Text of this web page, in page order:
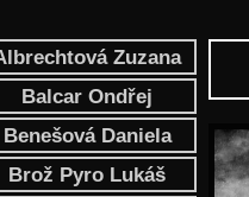
Zuzana
Balcar Ondřej
Benešová Daniela
Brož Pyro Lukáš